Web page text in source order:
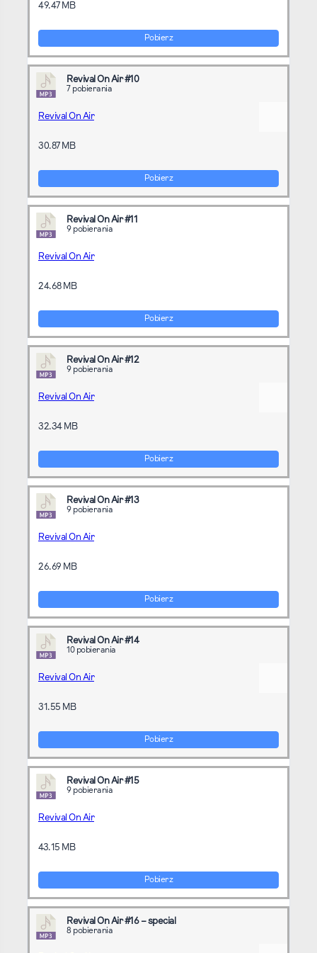
49.47 MB
Pobierz
Revival On Air #10
7 pobierania
Revival On Air
30.87 MB
Pobierz
Revival On Air #11
9 pobierania
Revival On Air
24.68 MB
Pobierz
Revival On Air #12
9 pobierania
Revival On Air
32.34 MB
Pobierz
Revival On Air #13
9 pobierania
Revival On Air
26.69 MB
Pobierz
Revival On Air #14
10 pobierania
Revival On Air
31.55 MB
Pobierz
Revival On Air #15
9 pobierania
Revival On Air
43.15 MB
Pobierz
Revival On Air #16 – special
8 pobierania